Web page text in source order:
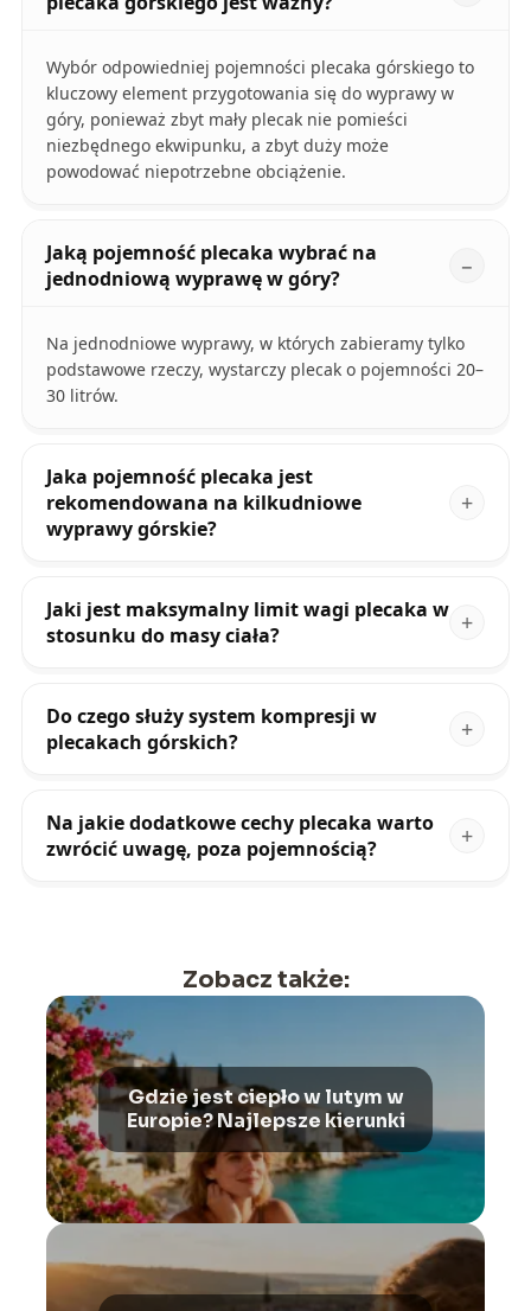
Wybór odpowiedniej pojemności plecaka górskiego to
kluczowy element przygotowania się do wyprawy w
góry, ponieważ zbyt mały plecak nie pomieści
niezbędnego ekwipunku, a zbyt duży może
powodować niepotrzebne obciążenie.
Jaką pojemność plecaka wybrać na
jednodniową wyprawę w góry?
Na jednodniowe wyprawy, w których zabieramy tylko
podstawowe rzeczy, wystarczy plecak o pojemności 20–
30 litrów.
Jaka pojemność plecaka jest
rekomendowana na kilkudniowe
wyprawy górskie?
Jaki jest maksymalny limit wagi plecaka w
stosunku do masy ciała?
Do czego służy system kompresji w
plecakach górskich?
Na jakie dodatkowe cechy plecaka warto
zwrócić uwagę, poza pojemnością?
Zobacz także:
Gdzie jest ciepło w lutym w
Europie? Najlepsze kierunki